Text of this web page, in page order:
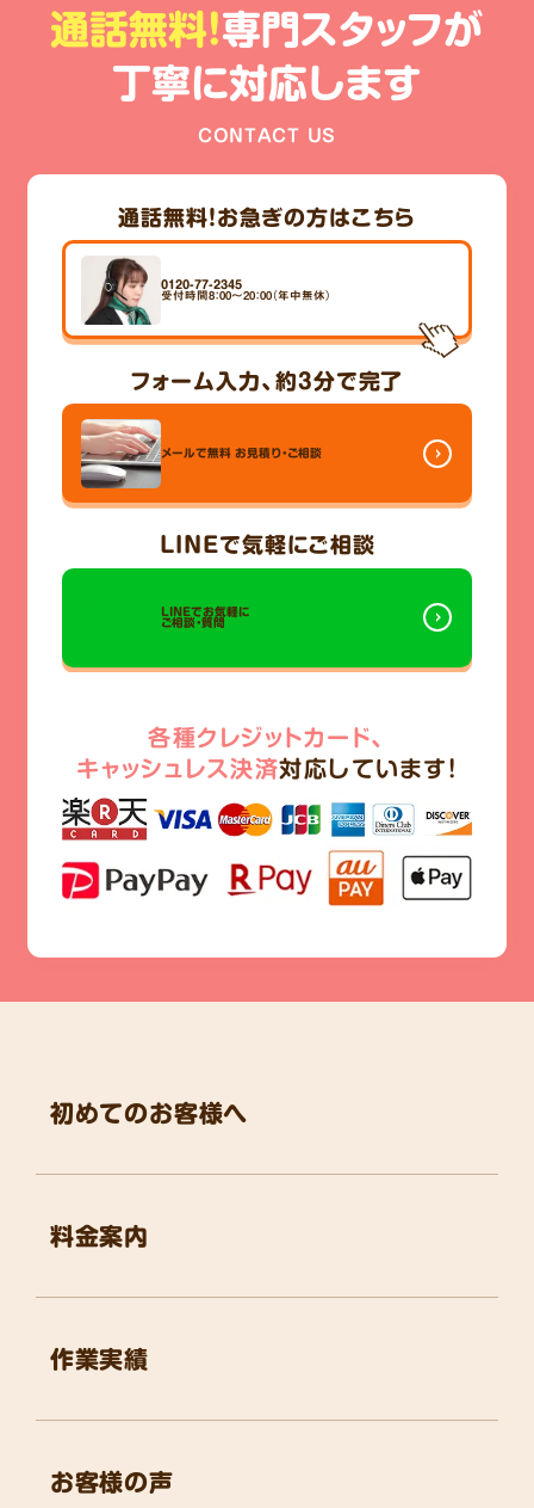
通話無料!専門スタッフが
丁寧に対応します
CONTACT US
通話無料！お急ぎの方はこちら
0120-77-2345
受付時間8：00～20：00（年中無休）
フォーム入力、 約3分で完了
メールで無料 お見積り・ご相談
LINEで気軽にご相談
LINEでお気軽に
ご相談・質問
各種クレジットカード、
キャッシュレス決済対応しています!
初めてのお客様へ
料金案内
作業実績
お客様の声